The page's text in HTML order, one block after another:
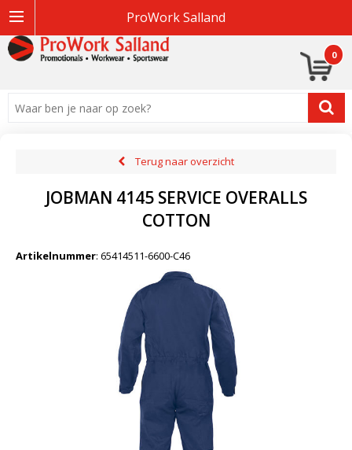
ProWork Salland
0
Terug naar overzicht
JOBMAN 4145 SERVICE OVERALLS
COTTON
Artikelnummer: 65414511-6600-C46